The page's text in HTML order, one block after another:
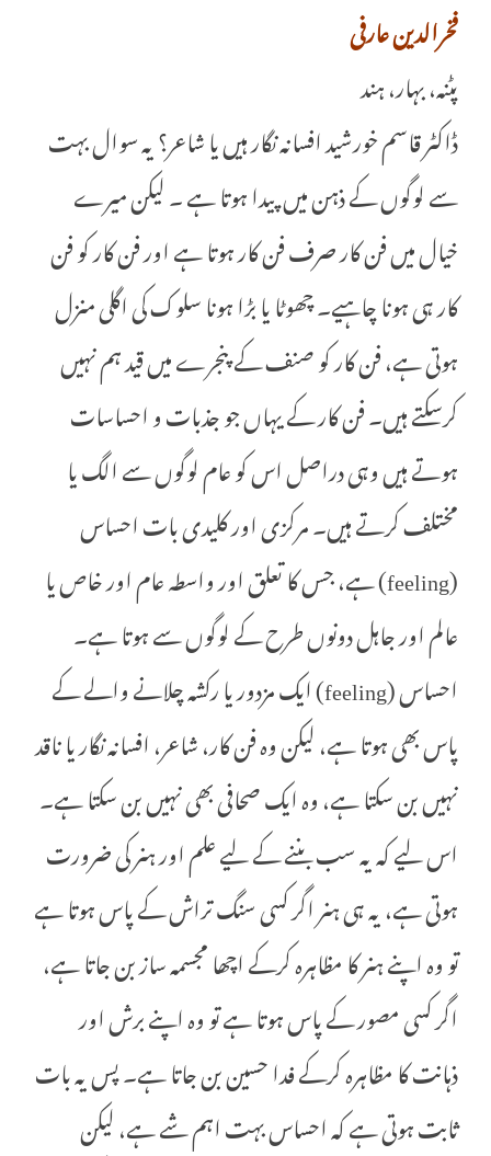
فخرالدین عارفی
پٹنہ، بہار، ہند
ڈاکٹر قاسم خورشید افسانہ نگار ہیں یا شاعر؟ یہ سوال بہت
سے لوگوں کے ذہن میں پیدا ہوتا ہے ۔ لیکن میرے
خیال میں فن کار صرف فن کار ہوتا ہے اور فن کار کو فن
کار ہی ہونا چاہیے۔ چھوٹا یا بڑا ہونا سلوک کی اگلی منزل
ہوتی ہے، فن کار کو صنف کے پنجرے میں قید ہم نہیں
کرسکتے ہیں۔ فن کار کے یہاں جو جذبات و احساسات
ہوتے ہیں وہی دراصل اس کو عام لوگوں سے الگ یا
مختلف کرتے ہیں۔ مرکزی اور کلیدی بات احساس
(feeling) ہے، جس کا تعلق اور واسطہ عام اور خاص یا
عالم اور جاہل دونوں طرح کے لوگوں سے ہوتا ہے۔
احساس (feeling) ایک مزدور یا رکشہ چلانے والے کے
پاس بھی ہوتا ہے، لیکن وہ فن کار، شاعر، افسانہ نگار یا ناقد
نہیں بن سکتا ہے، وہ ایک صحافی بھی نہیں بن سکتا ہے۔
اس لیے کہ یہ سب بننے کے لیے علم اور ہنر کی ضرورت
ہوتی ہے، یہ ہی ہنر اگر کسی سنگ تراش کے پاس ہوتا ہے
تو وہ اپنے ہنر کا مظاہرہ کرکے اچھا مجسمہ ساز بن جاتا ہے،
اگر کسی مصور کے پاس ہوتا ہے تو وہ اپنے برش اور
ذہانت کا مظاہرہ کرکے فدا حسین بن جاتا ہے۔ پس یہ بات
ثابت ہوتی ہے کہ احساس بہت اہم شے ہے، لیکن